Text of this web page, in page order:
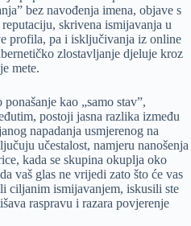
bez navođenja imena, objave s
skrivena ismijavanja u
profila, pa i isključivanja iz online
zlostavljanje djeluje kroz
mete.
kao „samo stav”,
postoji jasna razlika između
napadanja usmjerenog na
učestalost, namjeru nanošenja
kada se skupina okuplja oko
vaš glas ne vrijedi zato što će vas
ciljanim ismijavanjem, iskusili ste
raspravu i razara povjerenje